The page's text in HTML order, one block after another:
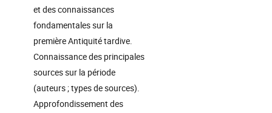
et des connaissances
fondamentales sur la
première Antiquité tardive.
Connaissance des principales
sources sur la période
(auteurs ; types de sources).
Approfondissement des